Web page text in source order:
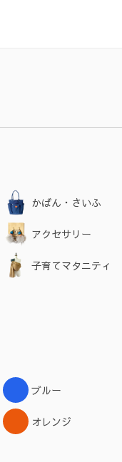
かばん・さいふ
アクセサリー
子育てマタニティ
ブルー
オレンジ